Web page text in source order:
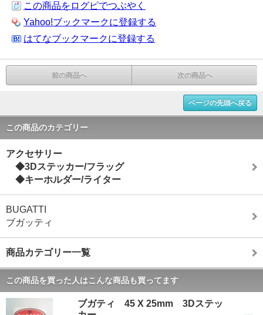
この商品をログピでつぶやく
Yahoo!ブックマークに登録する
はてなブックマークに登録する
前の商品へ 次の商品へ
ページの先頭へ戻る
この商品のカテゴリー
アクセサリー
◆3Dステッカー/フラッグ
◆キーホルダー/ライター
BUGATTI
ブガッティ
商品カテゴリー一覧
この商品を買った人はこんな商品も買ってます
ブガティ 45 X 25mm 3Dステッ